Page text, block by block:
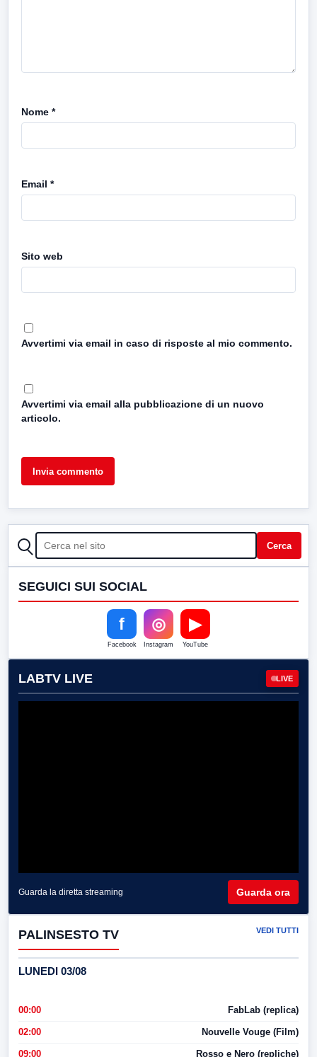
Nome *
Email *
Sito web
Avvertimi via email in caso di risposte al mio commento.
Avvertimi via email alla pubblicazione di un nuovo
articolo.
CERCA Cerca
SEGUICI SUI SOCIAL
f
Facebook
◎
Instagram
▶
YouTube
LABTV LIVE LIVE
Guarda la diretta streaming Guarda ora
PALINSESTO TV VEDI TUTTI
LUNEDI 03/08
00:00 FabLab (replica)
02:00 Nouvelle Vouge (Film)
09:00 Rosso e Nero (repliche)